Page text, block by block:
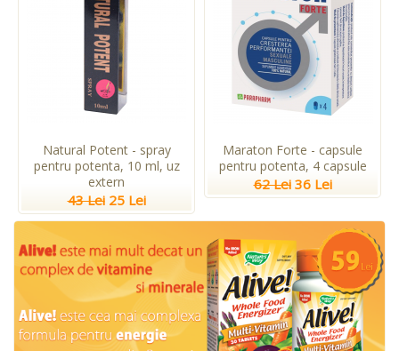
Natural Potent - spray
pentru potenta, 10 ml, uz
extern
43 Lei 25 Lei
Maraton Forte - capsule
pentru potenta, 4 capsule
62 Lei 36 Lei